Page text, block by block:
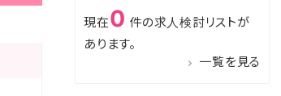
現在0 件の求人検討リストが
あります。
一覧を見る